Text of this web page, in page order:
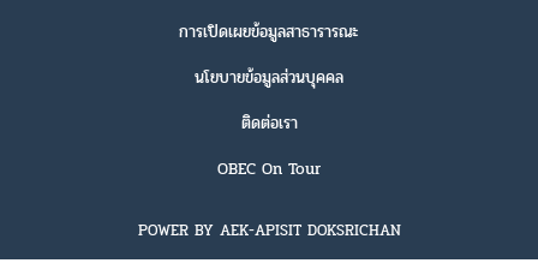
การเปิดเผยข้อมูลสาธารารณะ
นโยบายข้อมูลส่วนบุคคล
ติดต่อเรา
OBEC On Tour
POWER BY AEK-APISIT DOKSRICHAN